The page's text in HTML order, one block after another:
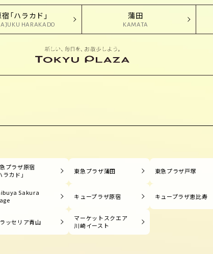
「ハラカド」
HARAKADO
蒲田
KAMATA
プラザ原宿
ラカド」
東急プラザ蒲田 東急プラザ戸塚
Sakura
キュープラザ原宿 キュープラザ恵比寿
ッセリア青山
マーケットスクエア
川崎イースト